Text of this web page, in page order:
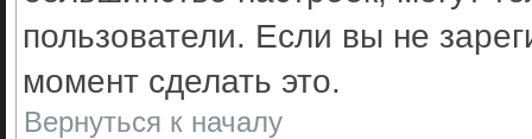
пользователи. Если вы не
момент сделать это.
Вернуться к началу